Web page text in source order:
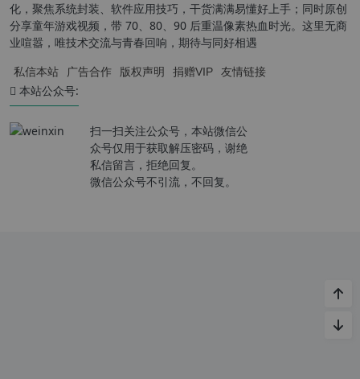
化，聚焦系统封装、软件应用技巧，干货满满易懂好上手；同时原创
分享童年游戏视频，带 70、80、90 后重温像素热血时光。这里无商
业喧嚣，唯技术交流与青春回响，期待与同好相遇
私信本站 广告合作 版权声明 捐赠VIP 友情链接
本站公众号:
扫一扫关注公众号，本站微信公
众号仅用于获取解压密码，谢绝
私信留言，拒绝回复。
微信公众号不引流，不回复。